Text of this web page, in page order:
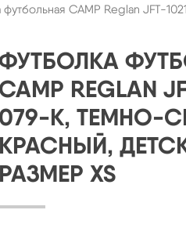
CAMP Reglan JFT-
CAMP REGLAN
079-K, ТЕМНО-
КРАСНЫЙ,
РАЗМЕР XS